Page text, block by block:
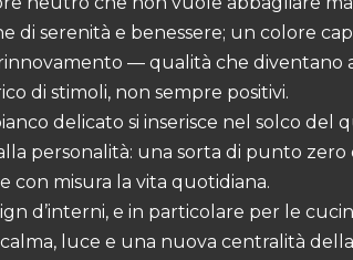
di serenità e benessere; un colore
— qualità che diventano
di stimoli, non sempre positivi.
delicato si inserisce nel solco
personalità: una sorta di punto
con misura la vita quotidiana.
d’interni, e in particolare per le
luce e una nuova centralità